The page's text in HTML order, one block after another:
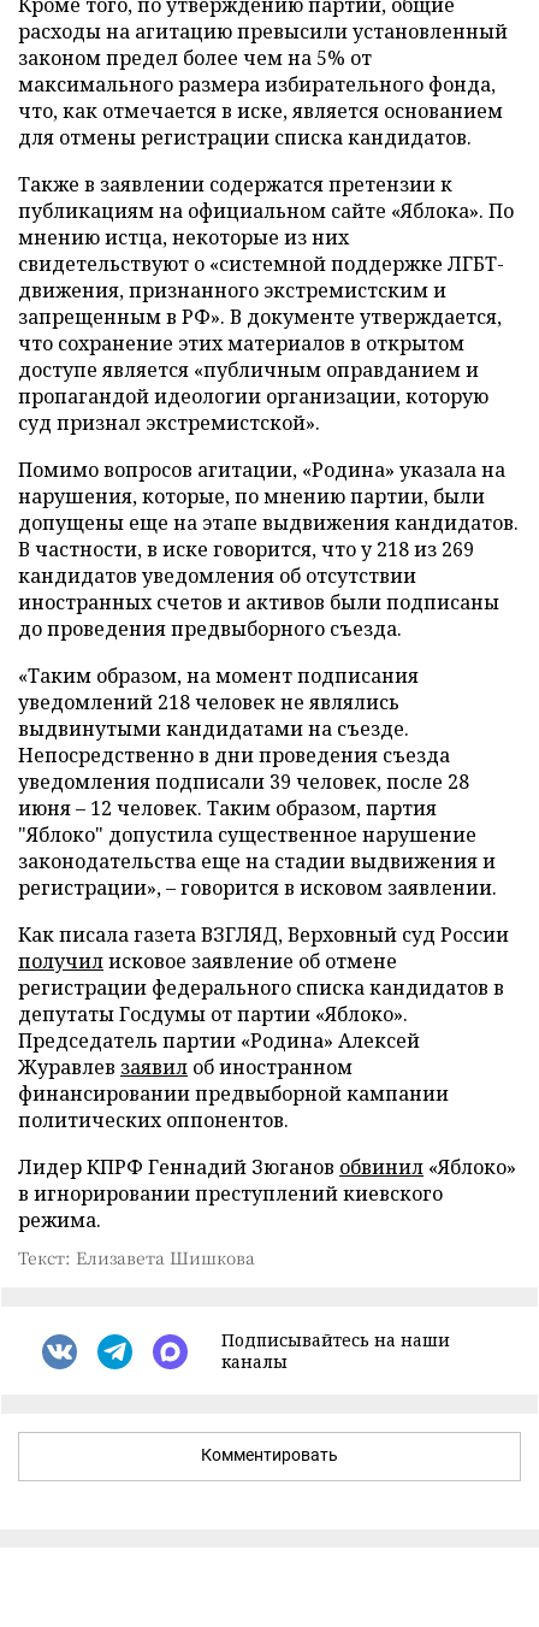
расходы на агитацию превысили установленный
законом предел более чем на 5% от
максимального размера избирательного фонда,
что, как отмечается в иске, является основанием
для отмены регистрации списка кандидатов.
Также в заявлении содержатся претензии к
публикациям на официальном сайте «Яблока». По
мнению истца, некоторые из них
свидетельствуют о «системной поддержке ЛГБТ-
движения, признанного экстремистским и
запрещенным в РФ». В документе утверждается,
что сохранение этих материалов в открытом
доступе является «публичным оправданием и
пропагандой идеологии организации, которую
суд признал экстремистской».
Помимо вопросов агитации, «Родина» указала на
нарушения, которые, по мнению партии, были
допущены еще на этапе выдвижения кандидатов.
В частности, в иске говорится, что у 218 из 269
кандидатов уведомления об отсутствии
иностранных счетов и активов были подписаны
до проведения предвыборного съезда.
«Таким образом, на момент подписания
уведомлений 218 человек не являлись
выдвинутыми кандидатами на съезде.
Непосредственно в дни проведения съезда
уведомления подписали 39 человек, после 28
июня – 12 человек. Таким образом, партия
"Яблоко" допустила существенное нарушение
законодательства еще на стадии выдвижения и
регистрации», – говорится в исковом заявлении.
Как писала газета ВЗГЛЯД, Верховный суд России
получилисковое заявление об отмене
регистрации федерального списка кандидатов в
депутаты Госдумы от партии «Яблоко».
Председатель партии «Родина» Алексей
Журавлев заявил об иностранном
финансировании предвыборной кампании
политических оппонентов.
Лидер КПРФ Геннадий Зюганов обвинил «Яблоко»
в игнорировании преступлений киевского
режима.
Текст: Елизавета Шишкова
Подписывайтесь на наши
каналы
Комментировать